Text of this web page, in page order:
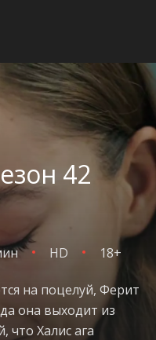
42
HD 18+
на поцелуй, Ферит
она выходит из
что Халис ага